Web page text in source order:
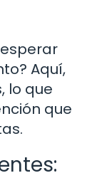
Aquí,
lo que
que